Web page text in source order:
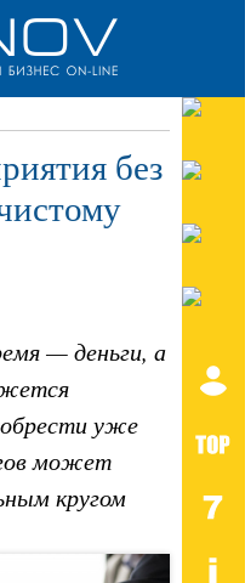
без
— деньги, а
уже
может
кругом